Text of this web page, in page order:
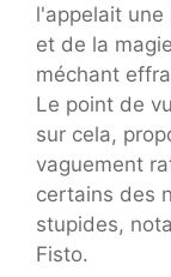
l'appelait
et de la
méchant
Le point de
sur cela,
vaguement
certains des
stupides,
Fisto.